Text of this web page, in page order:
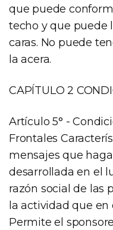
que puede
techo y que puede
caras. No puede
la acera.
CAPÍTULO 2
Artículo 5° -
Frontales
mensajes que
desarrollada en el
razón social de las
la actividad que
Permite el